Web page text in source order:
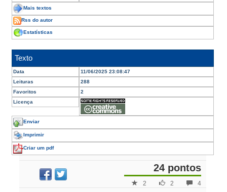
Mais textos
Rss do autor
Estatísticas
Texto
Data
11/06/2025 23:08:47
Leituras
288
Favoritos
2
Licença
Enviar
Imprimir
Criar um pdf
24 pontos
4
2
2